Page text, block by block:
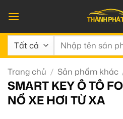
qua
nội
dung
Tìm
Trang chủ / Sản phẩm khác
SMART KEY Ô TÔ
NỔ XE HƠI TỪ XA